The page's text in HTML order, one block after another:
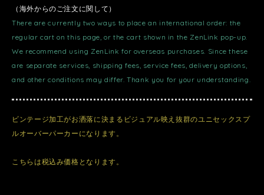
（海外からのご注文に関して）
There are currently two ways to place an international order: the
regular cart on this page, or the cart shown in the ZenLink pop-up.
We recommend using ZenLink for overseas purchases. Since these
are separate services, shipping fees, service fees, delivery options,
and other conditions may differ. Thank you for your understanding.
ビンテージ加工がお洒落に決まるビジュアル映え抜群のユニセックスプ
ルオーバーパーカーになります。
こちらは税込み価格となります。